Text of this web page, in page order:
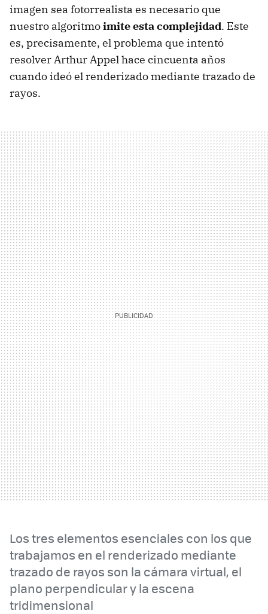
imagen sea fotorrealista es necesario que
nuestro algoritmoimite esta complejidad. Este
es, precisamente, el problema que intentó
resolver Arthur Appel hace cincuenta años
cuando ideó el renderizado mediante trazado de
rayos.
Los tres elementos esenciales con los que
trabajamos en el renderizado mediante
trazado de rayos son la cámara virtual, el
plano perpendicular y la escena
tridimensional